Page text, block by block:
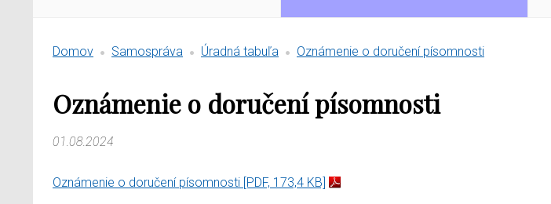
Domov Samospráva Úradná tabuľa Oznámenie o doručení písomnosti
Oznámenie o doručení písomnosti
01.08.2024
Oznámenie o doručení písomnosti [PDF, 173,4 KB]